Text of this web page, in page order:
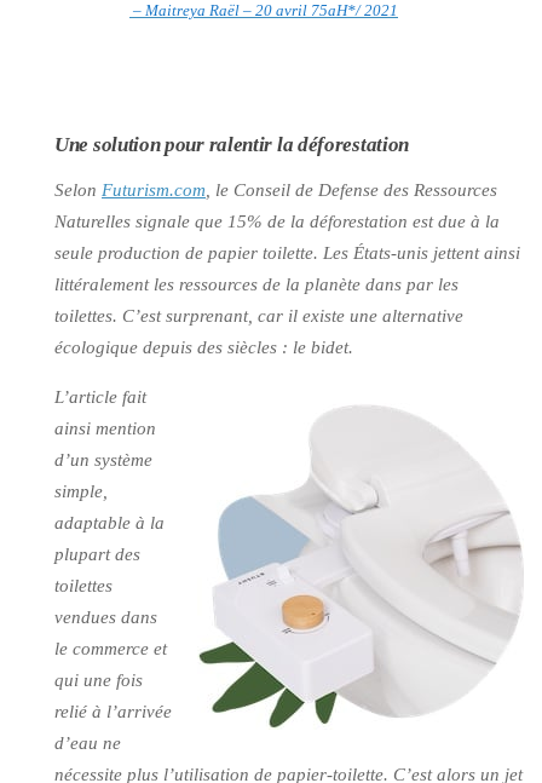
– Maitreya Raël – 20 avril 75aH*/ 2021
Une solution pour ralentir la déforestation
Selon Futurism.com, le Conseil de Defense des Ressources
Naturelles signale que 15% de la déforestation est due à la
seule production de papier toilette. Les États-unis jettent ainsi
littéralement les ressources de la planète dans par les
toilettes. C’est surprenant, car il existe une alternative
écologique depuis des siècles : le bidet.
L’article fait
ainsi mention
d’un système
simple,
adaptable à la
plupart des
toilettes
vendues dans
le commerce et
qui une fois
relié à l’arrivée
d’eau ne
nécessite plus l’utilisation de papier-toilette. C’est alors un jet